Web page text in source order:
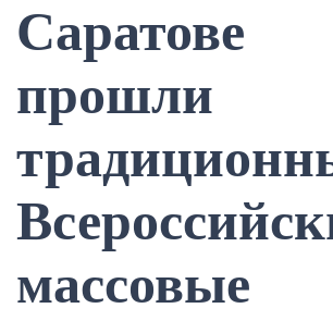
Саратове
прошли
массовые